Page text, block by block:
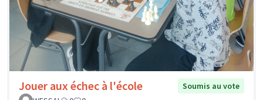
Jouer aux échec à l'école
Soumis au vote